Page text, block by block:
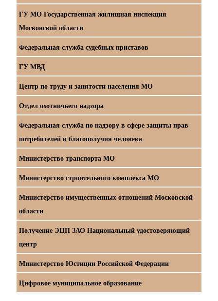
ГУ МО Государственная жилищная инспекция
Московской области
Федеральная служба судебных приставов
ГУ МВД
Центр по труду и занятости населения МО
Отдел охотничьего надзора
Федеральная служба по надзору в сфере защиты прав
потребителей и благополучия человека
Министерство транспорта МО
Министерство строительного комплекса МО
Министерство имущественных отношений Московской
области
Получение ЭЦП ЗАО Национальный удостоверяющий
центр
Министерство Юстиции Российской Федерации
Цифровое муниципальное образование